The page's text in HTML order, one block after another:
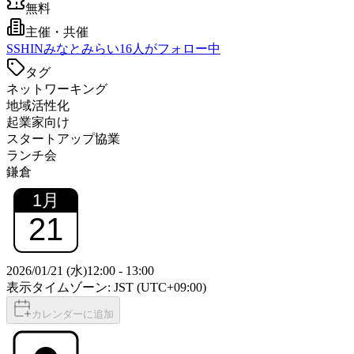
無料
主催・共催
SSHINみなとみらい16人がフォロー中
タグ
ネットワーキング
地域活性化
起業家向け
スタートアップ協業
ランチ会
鎌倉
1月
21
2026/01/21 (水)12:00 - 13:00
表示タイムゾーン: JST (UTC+09:00)
カレンダーに追加